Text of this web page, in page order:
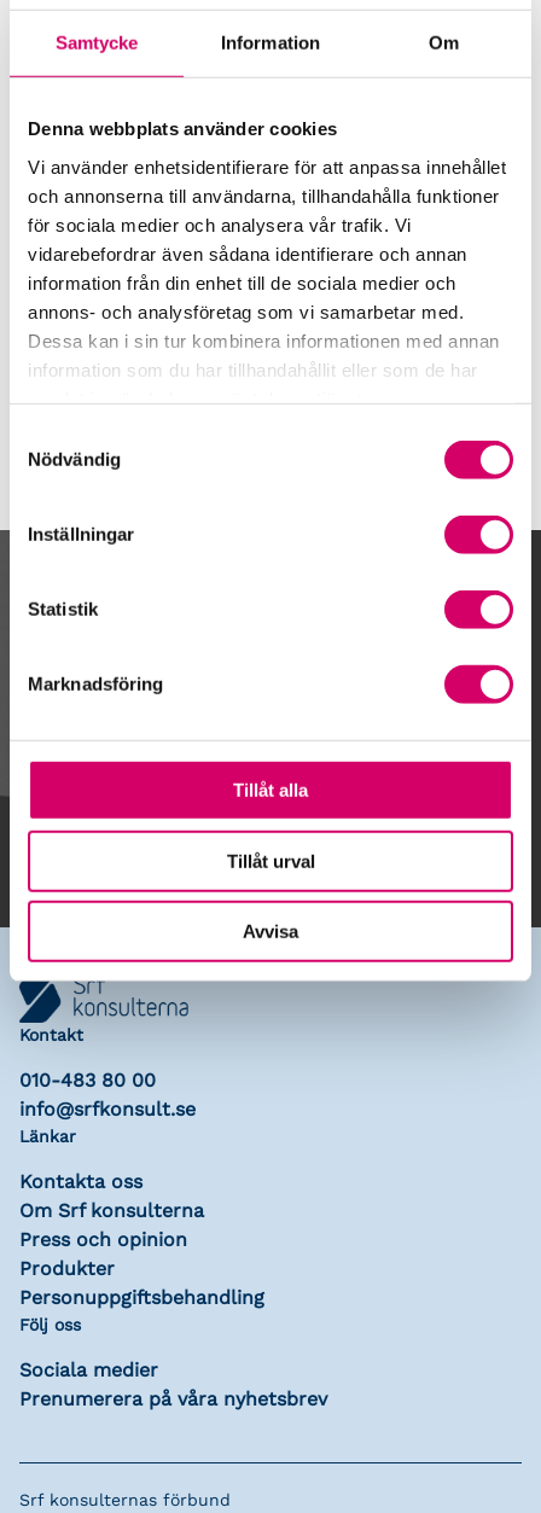
Samtycke Information Om
Denna webbplats använder cookies
Vi använder enhetsidentifierare för att anpassa innehållet
och annonserna till användarna, tillhandahålla funktioner
för sociala medier och analysera vår trafik. Vi
vidarebefordrar även sådana identifierare och annan
information från din enhet till de sociala medier och
annons- och analysföretag som vi samarbetar med.
Dessa kan i sin tur kombinera informationen med annan
information som du har tillhandahållit eller som de har
Nödvändig
Inställningar
Statistik
Marknadsföring
Tillåt alla
Tillåt urval
Avvisa
Permian Administration AB
Srf Auktoriserade konsulter
Therese Rangne
Auktoriserad Lönekonsult
Stockholm
Kalendarium
Lägg till i kalender
Kontakt
010-483 80 00
info@srfkonsult.se
Länkar
Kontakta oss
Om Srf konsulterna
Press och opinion
Produkter
Personuppgiftsbehandling
Följ oss
Sociala medier
Prenumerera på våra nyhetsbrev
Srf konsulternas förbund